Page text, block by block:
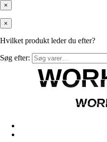
×
×
Hvilket produkt leder du efter?
Søg efter: